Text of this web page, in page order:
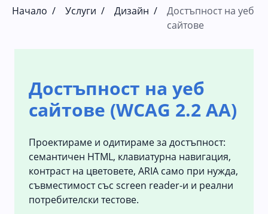
Начало / Услуги / Дизайн /
Достъпност на уеб
сайтове
Достъпност на уеб
сайтове (WCAG 2.2 AA)
Проектираме и одитираме за достъпност:
семантичен HTML, клавиатурна навигация,
контраст на цветовете, ARIA само при нужда,
съвместимост със screen reader-и и реални
потребителски тестове.